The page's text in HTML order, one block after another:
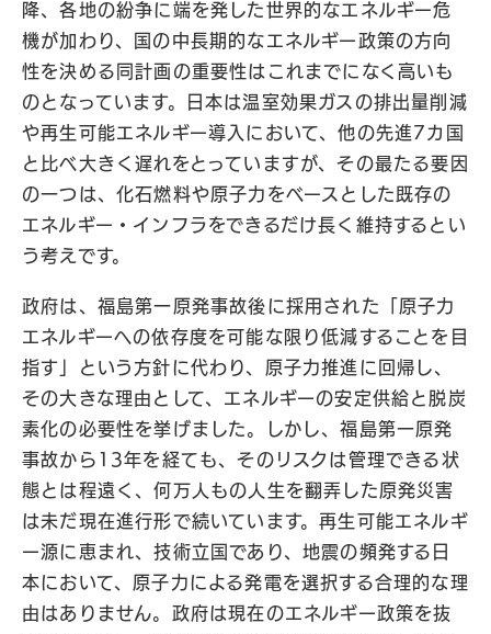
降、各地の紛争に端を発した世界的なエネルギー危
機が加わり、国の中長期的なエネルギー政策の方向
性を決める同計画の重要性はこれまでになく高いも
のとなっています。日本は温室効果ガスの排出量削減
や再生可能エネルギー導入において、他の先進7カ国
と比べ大きく遅れをとっていますが、その最たる要因
の一つは、化石燃料や原子力をベースとした既存の
エネルギー・インフラをできるだけ長く維持するとい
う考えです。
政府は、福島第一原発事故後に採用された「原子力
エネルギーへの依存度を可能な限り低減することを目
指す」という方針に代わり、原子力推進に回帰し、
その大きな理由として、エネルギーの安定供給と脱炭
素化の必要性を挙げました。しかし、福島第一原発
事故から13年を経ても、そのリスクは管理できる状
態とは程遠く、何万人もの人生を翻弄した原発災害
は未だ現在進行形で続いています。再生可能エネルギ
ー源に恵まれ、技術立国であり、地震の頻発する日
本において、原子力による発電を選択する合理的な理
由はありません。政府は現在のエネルギー政策を抜